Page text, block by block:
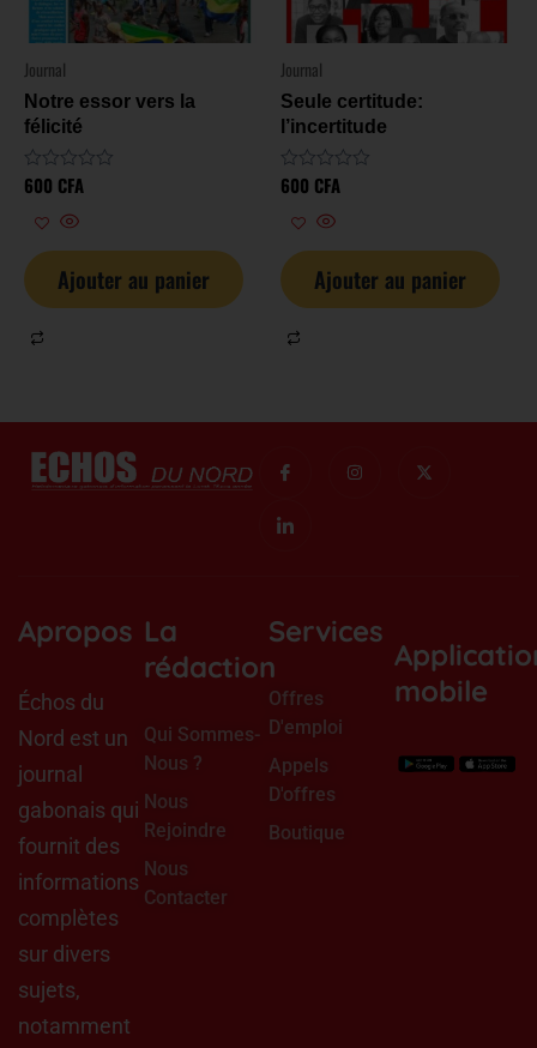
Journal
Notre essor vers la
félicité
Note
sur
600 CFA
Ajouter au panier
Journal
Seule certitude:
l’incertitude
Note
sur
600 CFA
Ajouter au panier
c
o
-
f
o
o
n
s
-
t
c
o
-
l
d
i
Apropos
Échos du
Nord est un
journal
gabonais qui
fournit des
informations
complètes
sur divers
sujets,
notamment
La
rédaction
Qui Sommes-
Nous ?
Nous
Rejoindre
Nous
Contacter
Services
Offres
D'emploi
Appels
D'offres
Boutique
mobile